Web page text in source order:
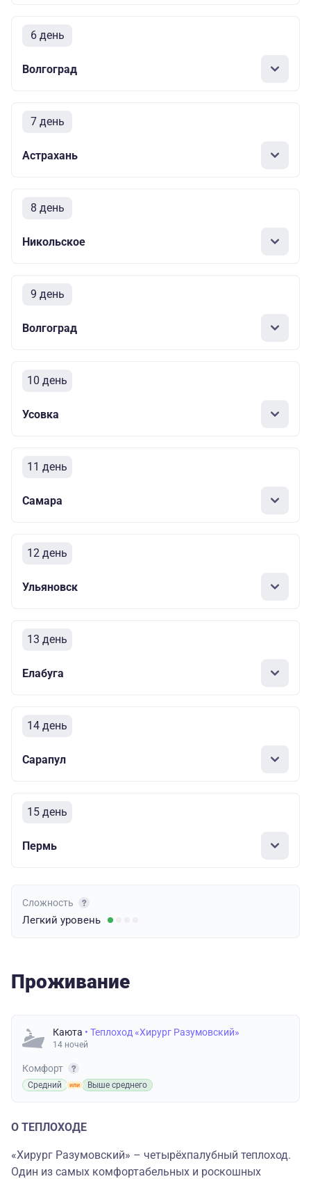
6 день
Волгоград
7 день
Астрахань
8 день
Никольское
9 день
Волгоград
10 день
Усовка
11 день
Самара
12 день
Ульяновск
13 день
Елабуга
14 день
Сарапул
15 день
Пермь
Сложность
Легкий уровень
Проживание
Каюта • Теплоход «Хирург Разумовский»
14 ночей
Комфорт
Средний Выше среднего
О ТЕПЛОХОДЕ
«Хирург Разумовский» – четырёхпалубный теплоход.
Один из самых комфортабельных и роскошных